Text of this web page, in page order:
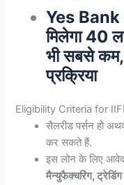
Yes
मिलेगा 40
भी सबसे
प्रक्रिया
Eligibility Criteria for
सैलरीड पर्सन हो
कर सकते हैं.
इस लोन के लिए
मैन्युफैक्चरिंग, ट्रेडिंग